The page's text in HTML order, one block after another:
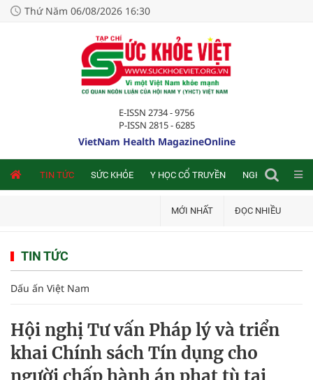
Thứ Năm 06/08/2026 16:30
E-ISSN 2734 - 9756
P-ISSN 2815 - 6285
VietNam Health MagazineOnline
TIN TỨC SỨC KHỎE Y HỌC CỔ TRUYỀN NGHIÊN CỨU
MỚI NHẤT ĐỌC NHIỀU
TIN TỨC
Dấu ấn Việt Nam
Hội nghị Tư vấn Pháp lý và triển
khai Chính sách Tín dụng cho